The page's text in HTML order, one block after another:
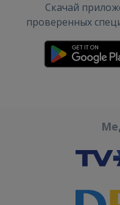
Скачай
проверенных